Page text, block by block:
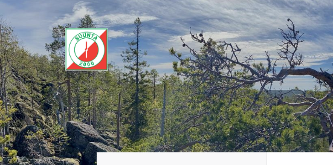
Siirry
sivun
sisältöön
Sivuston etusivulle